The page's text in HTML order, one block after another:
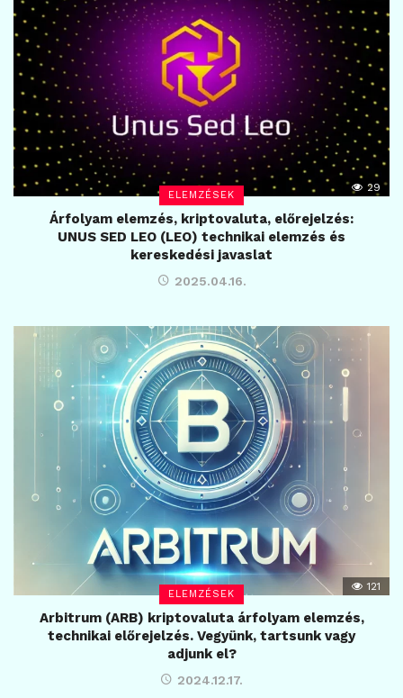
ELEMZÉSEK
29
Árfolyam elemzés, kriptovaluta, előrejelzés:
UNUS SED LEO (LEO) technikai elemzés és
kereskedési javaslat
2025.04.16.
ELEMZÉSEK
121
Arbitrum (ARB) kriptovaluta árfolyam elemzés,
technikai előrejelzés. Vegyünk, tartsunk vagy
adjunk el?
2024.12.17.